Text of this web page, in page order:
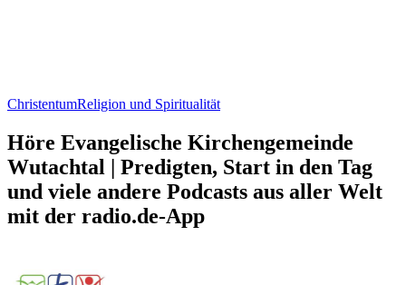
ChristentumReligion und Spiritualität
Höre Evangelische Kirchengemeinde
Wutachtal | Predigten, Start in den Tag
und viele andere Podcasts aus aller Welt
mit der radio.de-App